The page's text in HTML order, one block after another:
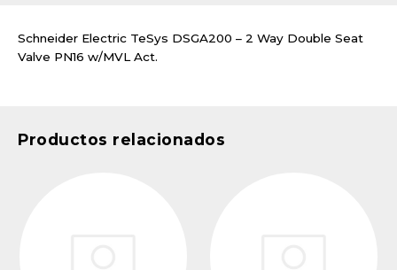
Schneider Electric TeSys DSGA200 – 2 Way Double Seat
Valve PN16 w/MVL Act.
Productos relacionados